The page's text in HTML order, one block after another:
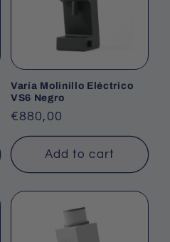
Varía Molinillo Eléctrico
VS6 Negro
Regular
price
€880,00
Add to cart